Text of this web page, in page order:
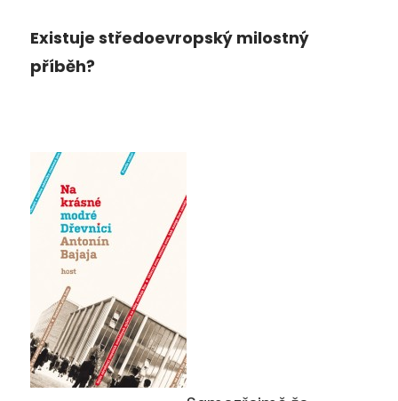
Existuje středoevropský milostný
příběh?